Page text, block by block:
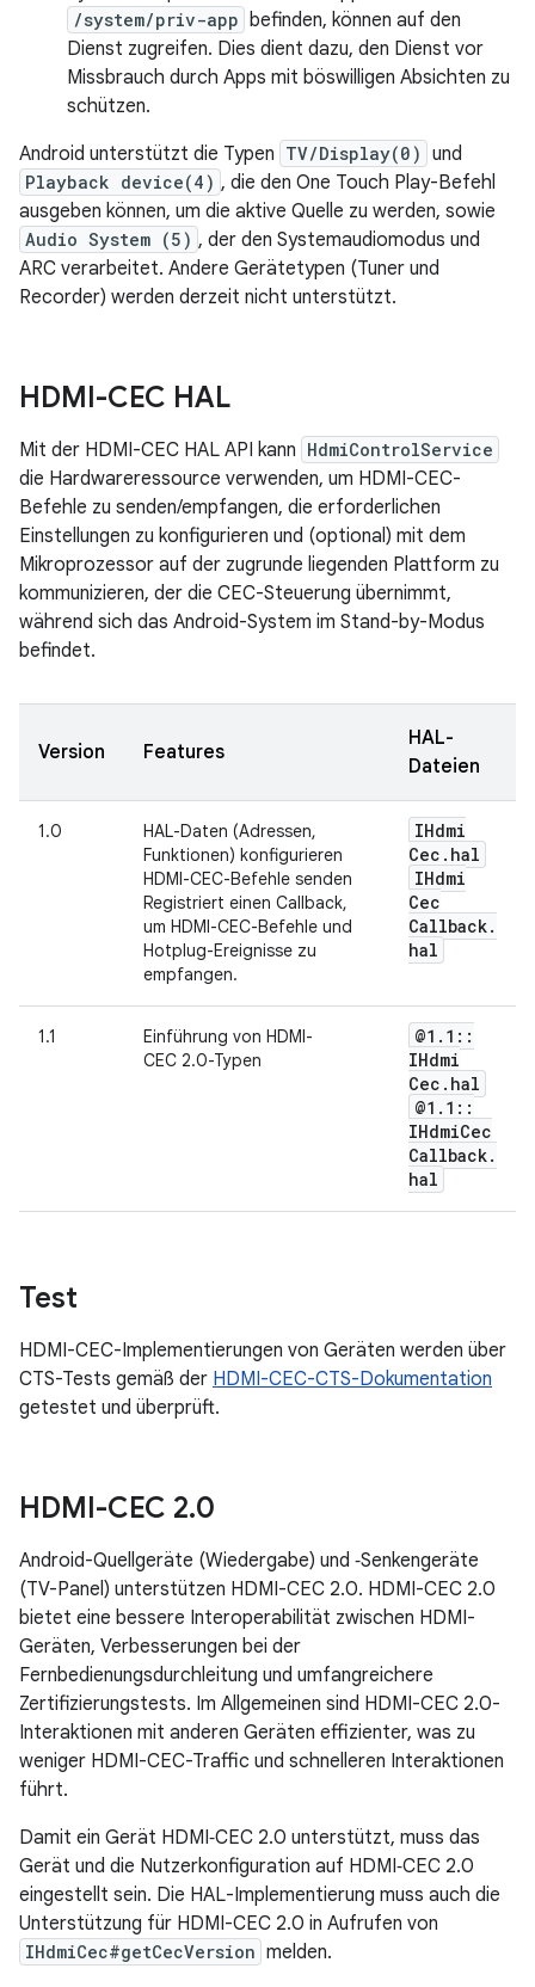
/system/priv-app
befinden, können auf den
Dienst zugreifen. Dies dient dazu, den Dienst vor
Missbrauch durch Apps mit böswilligen Absichten zu
schützen.
Android unterstützt die Typen TV/Display(0) und
Playback device(4) , die den One Touch Play-Befehl
ausgeben können, um die aktive Quelle zu werden, sowie
Audio System (5) , der den Systemaudiomodus und
ARC verarbeitet. Andere Gerätetypen (Tuner und
Recorder) werden derzeit nicht unterstützt.
HDMI-CEC HAL
Mit der HDMI-CEC HAL API kann HdmiControlService
die Hardwareressource verwenden, um HDMI-CEC-
Befehle zu senden/empfangen, die erforderlichen
Einstellungen zu konfigurieren und (optional) mit dem
Mikroprozessor auf der zugrunde liegenden Plattform zu
kommunizieren, der die CEC-Steuerung übernimmt,
während sich das Android-System im Stand-by-Modus
befindet.
Version Features
HAL-
Dateien
1.0
HAL-Daten (Adressen,
Funktionen) konfigurieren
HDMI-CEC-Befehle senden
Registriert einen Callback,
um HDMI-CEC-Befehle und
Hotplug-Ereignisse zu
empfangen.
IHdmi
Cec . hal
IHdmi
Cec
Callback.
hal
1.1
Einführung von HDMI-
CEC 2.0-Typen
@1 . 1 ::
IHdmi
Cec . hal
@1 . 1 ::
IHdmiCec
Callback.
hal
Test
HDMI-CEC-Implementierungen von Geräten werden über
CTS-Tests gemäß der HDMI-CEC-CTS-Dokumentation
getestet und überprüft.
HDMI-CEC 2.0
Android-Quellgeräte (Wiedergabe) und ‑Senkengeräte
(TV-Panel) unterstützen HDMI-CEC 2.0. HDMI-CEC 2.0
bietet eine bessere Interoperabilität zwischen HDMI-
Geräten, Verbesserungen bei der
Fernbedienungsdurchleitung und umfangreichere
Zertifizierungstests. Im Allgemeinen sind HDMI-CEC 2.0-
Interaktionen mit anderen Geräten effizienter, was zu
weniger HDMI-CEC-Traffic und schnelleren Interaktionen
führt.
Damit ein Gerät HDMI‑CEC 2.0 unterstützt, muss das
Gerät und die Nutzerkonfiguration auf HDMI‑CEC 2.0
eingestellt sein. Die HAL-Implementierung muss auch die
Unterstützung für HDMI-CEC 2.0 in Aufrufen von
IHdmiCec#getCecVersion melden.